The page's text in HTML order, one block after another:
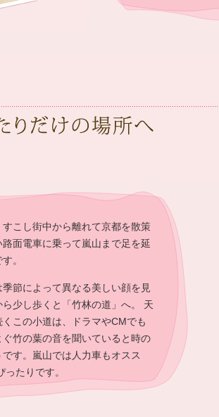
こし街中から離れて京都を散策
面電車に乗って嵐山まで足を延
。
節によって異なる美しい顔を見
少し歩くと「竹林の道」へ。 天
この小道は、ドラマやCMでも
竹の葉の音を聞いていると時の
す。嵐山では人力車もオスス
たりです。